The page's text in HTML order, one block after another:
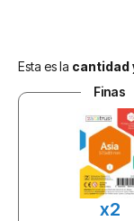
Esta es la cantidad
Finas
x2